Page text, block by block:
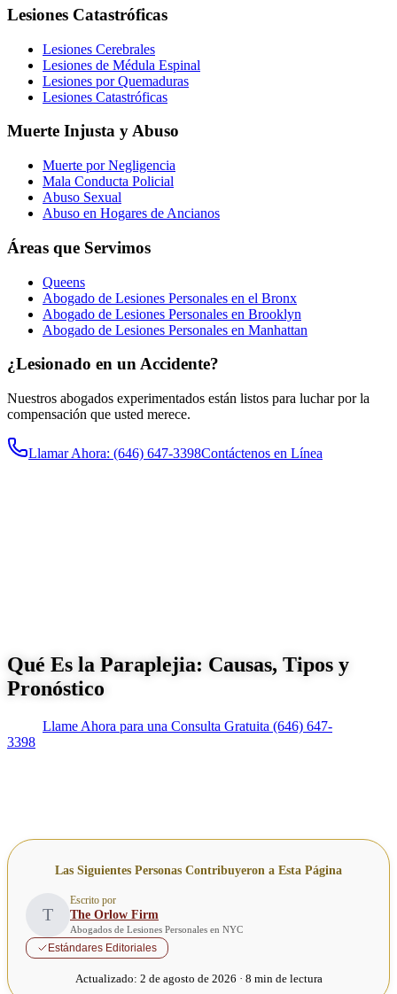
Lesiones Catastróficas
Lesiones Cerebrales
Lesiones de Médula Espinal
Lesiones por Quemaduras
Lesiones Catastróficas
Muerte Injusta y Abuso
Muerte por Negligencia
Mala Conducta Policial
Abuso Sexual
Abuso en Hogares de Ancianos
Áreas que Servimos
Queens
Abogado de Lesiones Personales en el Bronx
Abogado de Lesiones Personales en Brooklyn
Abogado de Lesiones Personales en Manhattan
¿Lesionado en un Accidente?
Nuestros abogados experimentados están listos para luchar por la
compensación que usted merece.
Llamar Ahora: (646) 647-3398Contáctenos en Línea
Qué Es la Paraplejia: Causas, Tipos y
Pronóstico
Llame Ahora para una Consulta Gratuita (646) 647-
3398
Las Siguientes Personas Contribuyeron a Esta Página
T
Escrito por
The Orlow Firm
Abogados de Lesiones Personales en NYC
Estándares Editoriales
Actualizado: 2 de agosto de 2026 · 8 min de lectura